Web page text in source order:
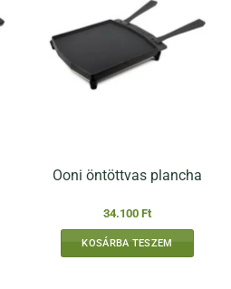
Ooni öntöttvas plancha
34.100 Ft
KOSÁRBA TESZEM